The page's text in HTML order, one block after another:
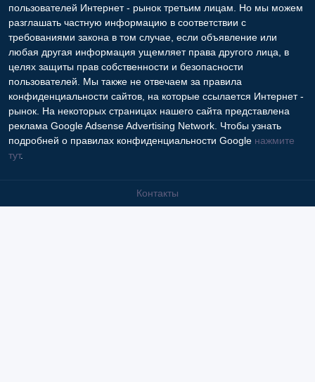
пользователей Интернет - рынок третьим лицам. Но мы можем
разглашать частную информацию в соответствии с
требованиями закона в том случае, если объявление или
любая другая информация ущемляет права другого лица, в
целях защиты прав собственности и безопасности
пользователей. Мы также не отвечаем за правила
конфиденциальности сайтов, на которые ссылается Интернет -
рынок. На некоторых страницах нашего сайта представлена
реклама Google Adsense Advertising Network. Чтобы узнать
подробней о правилах конфиденциальности Google нажмите
тут.
Контакты